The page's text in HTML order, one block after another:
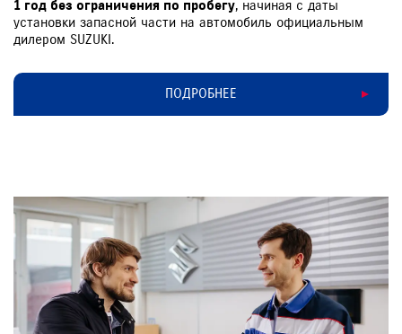
1 год без ограничения по пробегу, начиная с даты
установки запасной части на автомобиль официальным
дилером SUZUKI.
ПОДРОБНЕЕ